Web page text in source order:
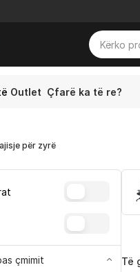
Outlet Çfarë ka të re?
për zyrë
çmimit Të